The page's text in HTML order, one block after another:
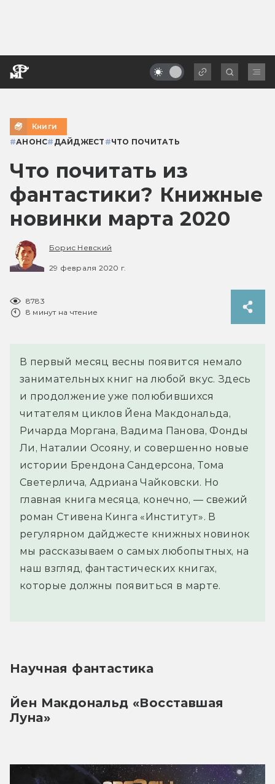
Книги
#АНОНС# ДАЙДЖЕСТ #ЧТО ПОЧИТАТЬ
Что почитать из
фантастики? Книжные
новинки марта 2020
Борис Невский
29 февраля 2020 г.
8783
8 минут на чтение
В первый месяц весны появится немало
занимательных книг на любой вкус. Здесь
и продолжение уже полюбившихся
читателям циклов Йена Макдональда,
Ричарда Моргана, Вадима Панова, Фонды
Ли, Наталии Осояну, и совершенно новые
истории Брендона Сандерсона, Тома
Светерлича, Адриана Чайковски. Но
главная книга месяца, конечно, — свежий
роман Стивена Кинга «Институт». В
регулярном дайджесте книжных новинок
мы рассказываем о самых любопытных, на
наш взгляд, фантастических книгах,
которые должны появиться в марте.
Научная фантастика
Йен Макдональд «Восставшая
Луна»